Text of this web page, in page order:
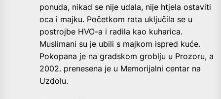
ponuda, nikad se nije udala, nije htjela ostaviti
oca i majku. Početkom rata uključila se u
postrojbe HVO-a i radila kao kuharica.
Muslimani su je ubili s majkom ispred kuće.
Pokopana je na gradskom groblju u Prozoru, a
2002. prenesena je u Memorijalni centar na
Uzdolu.